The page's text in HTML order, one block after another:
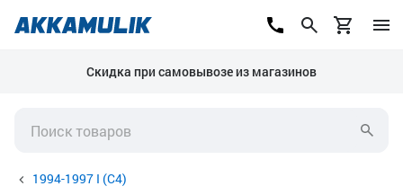
Скидка при самовывозе из магазинов
1994-1997 I (C4)